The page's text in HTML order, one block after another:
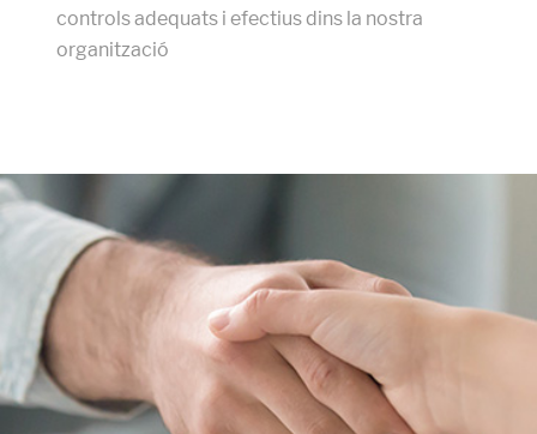
controls adequats i efectius dins la nostra
organització